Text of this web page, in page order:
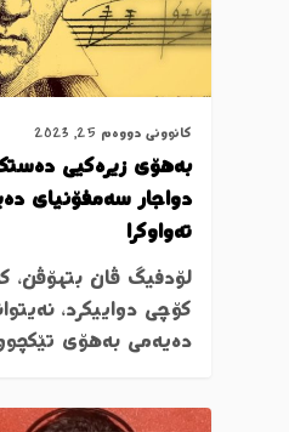
کانوونی دووەم 25, 2023
بەهۆی زیرەكیی
دواجار سەمفۆنیای
تەواوكرا
كۆچی دواییكرد،
دەیەمی بەهۆی